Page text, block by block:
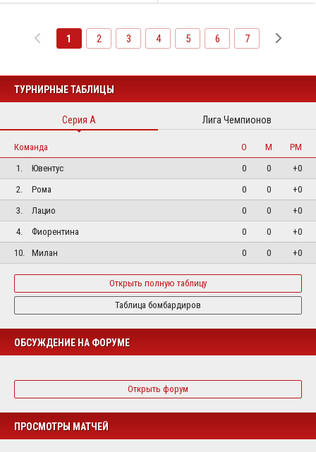
1 2 3 4 5 6 7
ТУРНИРНЫЕ ТАБЛИЦЫ
Серия А Лига Чемпионов
Команда О М
РМ
1.
Ювентус 0 0
+0
2.
Рома 0 0
+0
3.
Лацио 0 0
+0
4.
Фиорентина 0 0
+0
10.
Милан 0 0 +0
Открыть полную таблицу
Таблица бомбардиров
ОБСУЖДЕНИЕ НА ФОРУМЕ
Открыть форум
ПРОСМОТРЫ МАТЧЕЙ